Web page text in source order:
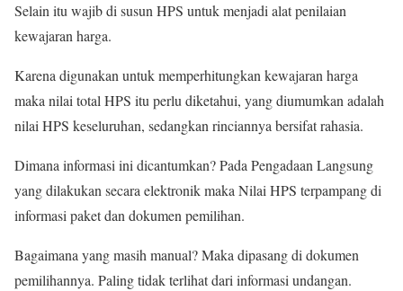
Selain itu wajib di susun HPS untuk menjadi alat penilaian
kewajaran harga.
Karena digunakan untuk memperhitungkan kewajaran harga
maka nilai total HPS itu perlu diketahui, yang diumumkan adalah
nilai HPS keseluruhan, sedangkan rinciannya bersifat rahasia.
Dimana informasi ini dicantumkan? Pada Pengadaan Langsung
yang dilakukan secara elektronik maka Nilai HPS terpampang di
informasi paket dan dokumen pemilihan.
Bagaimana yang masih manual? Maka dipasang di dokumen
pemilihannya. Paling tidak terlihat dari informasi undangan.